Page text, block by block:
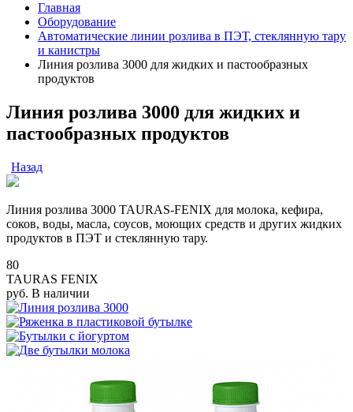
Главная
Оборудование
Автоматические линии розлива в ПЭТ, стеклянную тару
и канистры
Линия розлива 3000 для жидких и пастообразных
продуктов
Линия розлива 3000 для жидких и
пастообразных продуктов
Назад
Линия розлива 3000 TAURAS-FENIX для молока, кефира,
соков, воды, масла, соусов, моющих средств и других жидких
продуктов в ПЭТ и стеклянную тару.
80
TAURAS FENIX
руб. В наличии